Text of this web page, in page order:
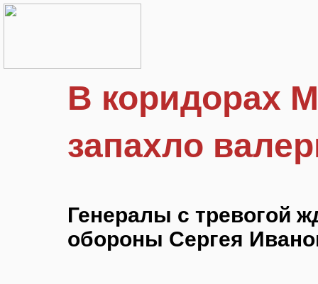
В коридорах
запахло
Генералы с тревогой
обороны Сергея